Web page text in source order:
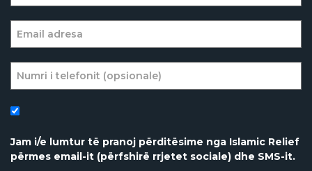
Jam i/e lumtur të pranoj përditësime nga Islamic Relief
përmes email-it (përfshirë rrjetet sociale) dhe SMS-it.